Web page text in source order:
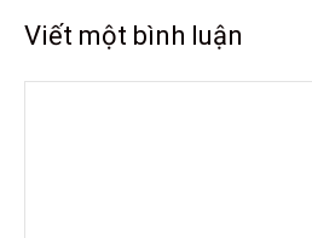
Viết một bình luận